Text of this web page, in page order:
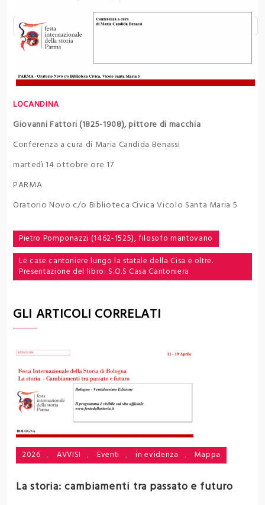
LOCANDINA
Giovanni Fattori (1825-1908), pittore di macchia
Conferenza a cura di Maria Candida Benassi
martedì 14 ottobre ore 17
PARMA
Oratorio Novo c/o Biblioteca Civica Vicolo Santa Maria 5
Navigazione
articoli
Pietro Pomponazzi (1462-1525), filosofo mantovano
Le case cantoniere lungo la statale della Cisa e oltre.
Presentazione del libro: S.O.S Casa Cantoniera
GLI ARTICOLI CORRELATI
2026 , AVVISI , Eventi , in evidenza , Mappa
La storia: cambiamenti tra passato e futuro